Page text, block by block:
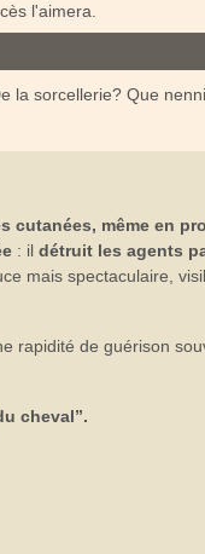
l'aimera.
la sorcellerie? Que
cutanées, même en
: il détruit les agents
mais spectaculaire,
rapidité de guérison
cheval”.